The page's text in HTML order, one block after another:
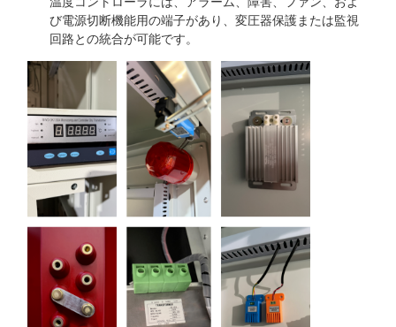
び電源切断機能用の端子があり、変圧器保護または監視
回路との統合が可能です。